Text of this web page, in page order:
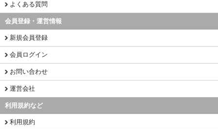
よくある質問
会員登録・運営情報
新規会員登録
会員ログイン
お問い合わせ
運営会社
利用規約など
利用規約